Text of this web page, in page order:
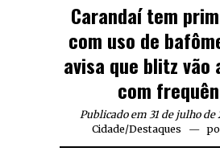
Carandaí tem
com uso de
avisa que blitz
com
Publicado em 31 de julho de
Cidade/Destaques